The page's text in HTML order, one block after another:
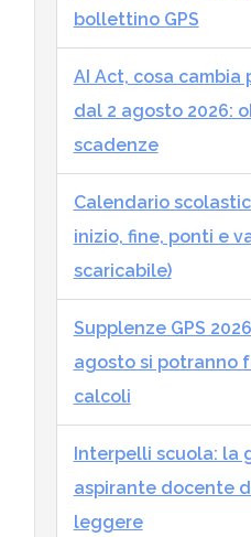
bollettino GPS
AI Act, cosa cambia
dal 2 agosto 2026:
scadenze
Calendario
inizio, fine, ponti e
scaricabile)
Supplenze GPS
agosto si potranno
calcoli
Interpelli scuola: la
aspirante docente
leggere